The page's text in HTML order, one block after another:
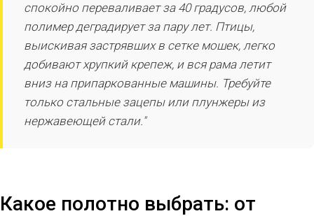
спокойно переваливает за 40 градусов, любой
полимер деградирует за пару лет. Птицы,
выискивая застрявших в сетке мошек, легко
добивают хрупкий крепеж, и вся рама летит
вниз на припаркованные машины. Требуйте
только стальные зацепы или плунжеры из
нержавеющей стали."
Какое полотно выбрать: от